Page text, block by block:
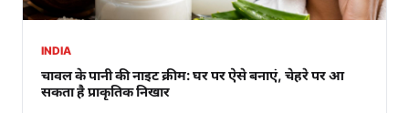
INDIA
चावल के पानी की नाइट क्रीम: घर पर ऐसे बनाएं, चेहरे पर आ
सकता है प्राकृतिक निखार